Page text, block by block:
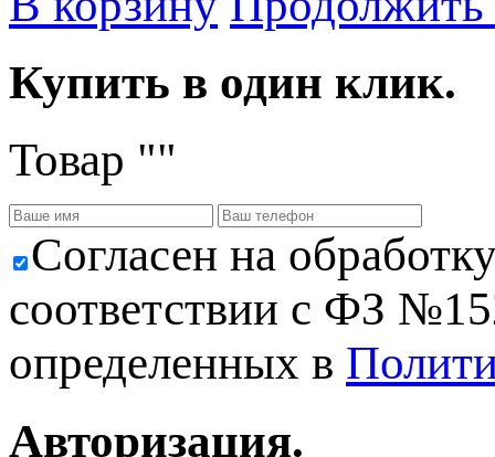
Купить в один клик.
Товар ""
Cогласен на
соответствии с ФЗ
определенных в
Авторизация.